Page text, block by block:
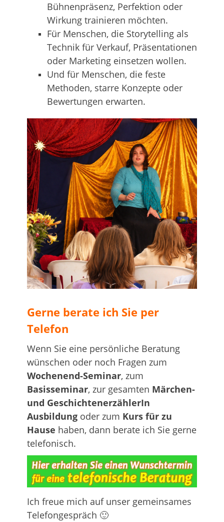
Bühnenpräsenz, Perfektion oder
Wirkung trainieren möchten.
Für Menschen, die Storytelling als
Technik für Verkauf, Präsentationen
oder Marketing einsetzen wollen.
Und für Menschen, die feste
Methoden, starre Konzepte oder
Bewertungen erwarten.
Gerne berate ich Sie per
Telefon
Wenn Sie eine persönliche Beratung
wünschen oder noch Fragen zum
Wochenend-Seminar, zum
Basisseminar, zur gesamten Märchen-
und GeschichtenerzählerIn
Ausbildung oder zum Kurs für zu
Hause haben, dann berate ich Sie gerne
telefonisch.
Ich freue mich auf unser gemeinsames
Telefongespräch 🙂